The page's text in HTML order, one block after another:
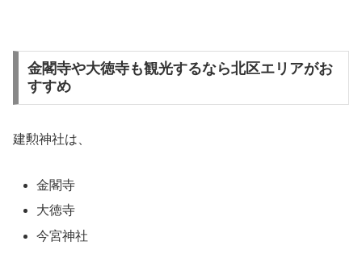
金閣寺や大徳寺も観光するなら北区エリアがお
すすめ
建勲神社は、
金閣寺
大徳寺
今宮神社